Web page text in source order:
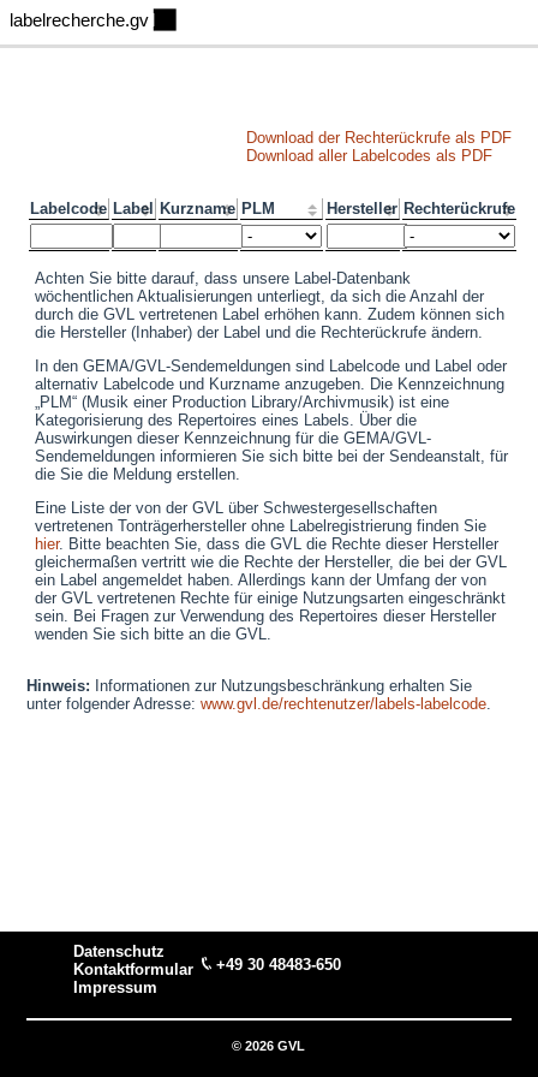
Download der Rechterückrufe als PDF
Download aller Labelcodes als PDF
Labelcode Label Kurzname PLM Hersteller Rechterückrufe
Achten Sie bitte darauf, dass unsere Label-Datenbank
wöchentlichen Aktualisierungen unterliegt, da sich die Anzahl der
durch die GVL vertretenen Label erhöhen kann. Zudem können sich
die Hersteller (Inhaber) der Label und die Rechterückrufe ändern.
In den GEMA/GVL-Sendemeldungen sind Labelcode und Label oder
alternativ Labelcode und Kurzname anzugeben. Die Kennzeichnung
„PLM“ (Musik einer Production Library/Archivmusik) ist eine
Kategorisierung des Repertoires eines Labels. Über die
Auswirkungen dieser Kennzeichnung für die GEMA/GVL-
Sendemeldungen informieren Sie sich bitte bei der Sendeanstalt, für
die Sie die Meldung erstellen.
Eine Liste der von der GVL über Schwestergesellschaften
vertretenen Tonträgerhersteller ohne Labelregistrierung finden Sie
hier. Bitte beachten Sie, dass die GVL die Rechte dieser Hersteller
gleichermaßen vertritt wie die Rechte der Hersteller, die bei der GVL
ein Label angemeldet haben. Allerdings kann der Umfang der von
der GVL vertretenen Rechte für einige Nutzungsarten eingeschränkt
sein. Bei Fragen zur Verwendung des Repertoires dieser Hersteller
wenden Sie sich bitte an die GVL.
Hinweis: Informationen zur Nutzungsbeschränkung erhalten Sie
unter folgender Adresse:www.gvl.de/rechtenutzer/labels-labelcode.
Datenschutz
Kontaktformular
Impressum
+49 30 48483-650
© 2026 GVL